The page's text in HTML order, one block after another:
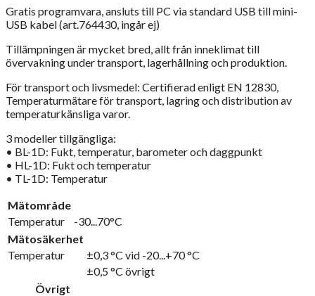
Gratis programvara, ansluts till PC via standard USB till mini-
USB kabel (art.764430, ingår ej)
Tillämpningen är mycket bred, allt från inneklimat till
övervakning under transport, lagerhållning och produktion.
För transport och livsmedel: Certifierad enligt EN 12830,
Temperaturmätare för transport, lagring och distribution av
temperaturkänsliga varor.
3 modeller tillgängliga:
• BL-1D: Fukt, temperatur, barometer och daggpunkt
• HL-1D: Fukt och temperatur
• TL-1D: Temperatur
Mätområde
Temperatur
-30...70°C
Mätosäkerhet
Temperatur
±0,3 °C vid -20...+70 °C
±0,5 °C övrigt
Övrigt